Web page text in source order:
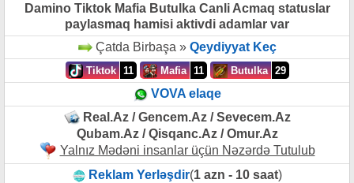
Damino Tiktok Mafia Butulka Canli Acmaq statuslar
paylasmaq hamisi aktivdi adamlar var
Çatda Birbaşa » Qeydiyyat Keç
Tiktok 11 Mafia 11 Butulka 29
VOVA elaqe
Real.Az / Gencem.Az / Sevecem.Az
Qubam.Az / Qisqanc.Az / Omur.Az
Yalnız Mədəni insanlar üçün Nəzərdə Tutulub
Reklam Yerləşdir(1 azn - 10 saat)